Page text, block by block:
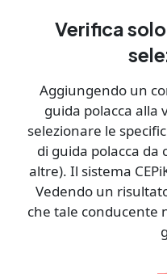
Verifica
Aggiungendo un
guida polacca alla
selezionare le
di guida polacca da
altre). Il sistema
Vedendo un
che tale conducente